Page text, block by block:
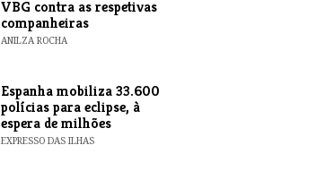
VBG contra as respetivas
companheiras
ANILZA ROCHA
Espanha mobiliza 33.600
polícias para eclipse, à
espera de milhões
EXPRESSO DAS ILHAS